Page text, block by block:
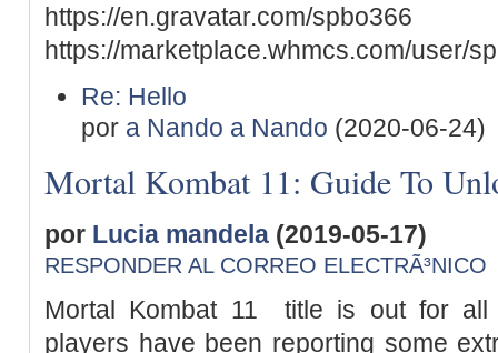
https://
https://marketplace.whmcs.com/user/
Re: Hello
por a Nando a Nando (2020-06-24)
Mortal Kombat 11: Guide To
por Lucia mandela (2019-05-17)
RESPONDER AL CORREO ELECTRÃ³NICO
Mortal Kombat 11 title is out for all
players have been reporting some